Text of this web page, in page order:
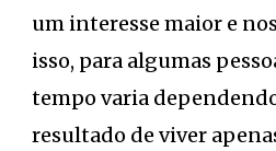
um interesse maior e
isso, para algumas
tempo varia
resultado de viver